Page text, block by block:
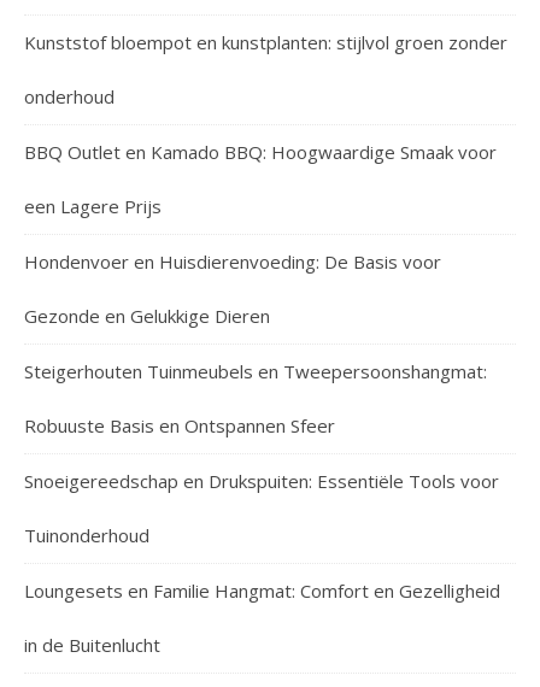
Kunststof bloempot en kunstplanten: stijlvol groen zonder
onderhoud
BBQ Outlet en Kamado BBQ: Hoogwaardige Smaak voor
een Lagere Prijs
Hondenvoer en Huisdierenvoeding: De Basis voor
Gezonde en Gelukkige Dieren
Steigerhouten Tuinmeubels en Tweepersoonshangmat:
Robuuste Basis en Ontspannen Sfeer
Snoeigereedschap en Drukspuiten: Essentiële Tools voor
Tuinonderhoud
Loungesets en Familie Hangmat: Comfort en Gezelligheid
in de Buitenlucht